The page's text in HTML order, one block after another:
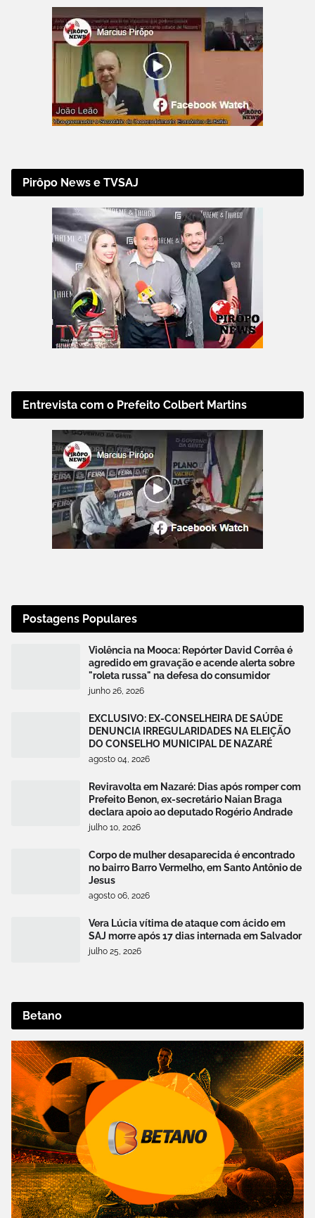
Pirôpo News e TVSAJ
Entrevista com o Prefeito Colbert Martins
Postagens Populares
Violência na Mooca: Repórter David Corrêa é
agredido em gravação e acende alerta sobre
"roleta russa" na defesa do consumidor
junho 26, 2026
EXCLUSIVO: EX-CONSELHEIRA DE SAÚDE
DENUNCIA IRREGULARIDADES NA ELEIÇÃO
DO CONSELHO MUNICIPAL DE NAZARÉ
agosto 04, 2026
Reviravolta em Nazaré: Dias após romper com
Prefeito Benon, ex-secretário Naian Braga
declara apoio ao deputado Rogério Andrade
julho 10, 2026
Corpo de mulher desaparecida é encontrado
no bairro Barro Vermelho, em Santo Antônio de
Jesus
agosto 06, 2026
Vera Lúcia vítima de ataque com ácido em
SAJ morre após 17 dias internada em Salvador
julho 25, 2026
Betano